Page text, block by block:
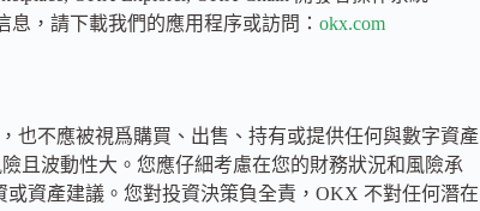
，請下載我們的應用程序或訪問： okx.com
也不應被視爲購買、出售、持有或提供任何與數字資產
且波動性大。您應仔細考慮在您的財務狀況和風險承
資產建議。您對投資決策負全責，OKX 不對任何潛在